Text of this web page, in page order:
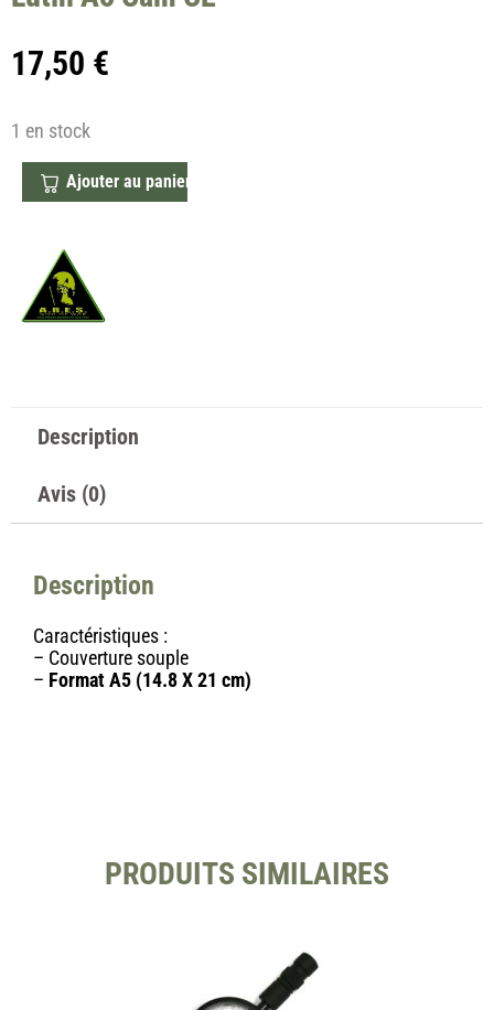
17,50 €
1 en stock
Ajouter au panier
Description
Avis (0)
Description
Caractéristiques :
– Couverture souple
– Format A5 (14.8 X 21 cm)
PRODUITS SIMILAIRES